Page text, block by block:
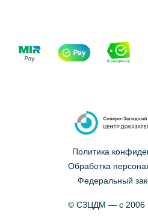
Политика
Обработка
Федеральный
© СЗЦДМ — с 2006